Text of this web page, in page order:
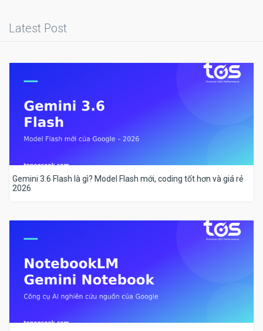
Latest Post
Gemini 3.6 Flash là gì? Model Flash mới, coding tốt hơn và giá rẻ
2026